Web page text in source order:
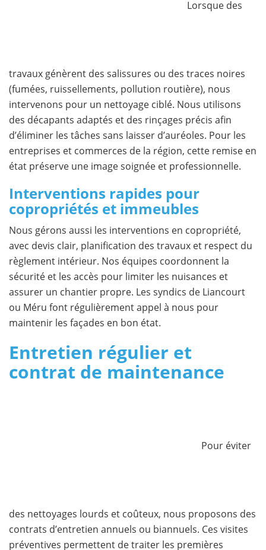
Lorsque des
travaux génèrent des salissures ou des traces noires
(fumées, ruissellements, pollution routière), nous
intervenons pour un nettoyage ciblé. Nous utilisons
des décapants adaptés et des rinçages précis afin
d’éliminer les tâches sans laisser d’auréoles. Pour les
entreprises et commerces de la région, cette remise en
état préserve une image soignée et professionnelle.
Interventions rapides pour
copropriétés et immeubles
Nous gérons aussi les interventions en copropriété,
avec devis clair, planification des travaux et respect du
règlement intérieur. Nos équipes coordonnent la
sécurité et les accès pour limiter les nuisances et
assurer un chantier propre. Les syndics de Liancourt
ou Méru font régulièrement appel à nous pour
maintenir les façades en bon état.
Entretien régulier et
contrat de maintenance
Pour éviter
des nettoyages lourds et coûteux, nous proposons des
contrats d’entretien annuels ou biannuels. Ces visites
préventives permettent de traiter les premières